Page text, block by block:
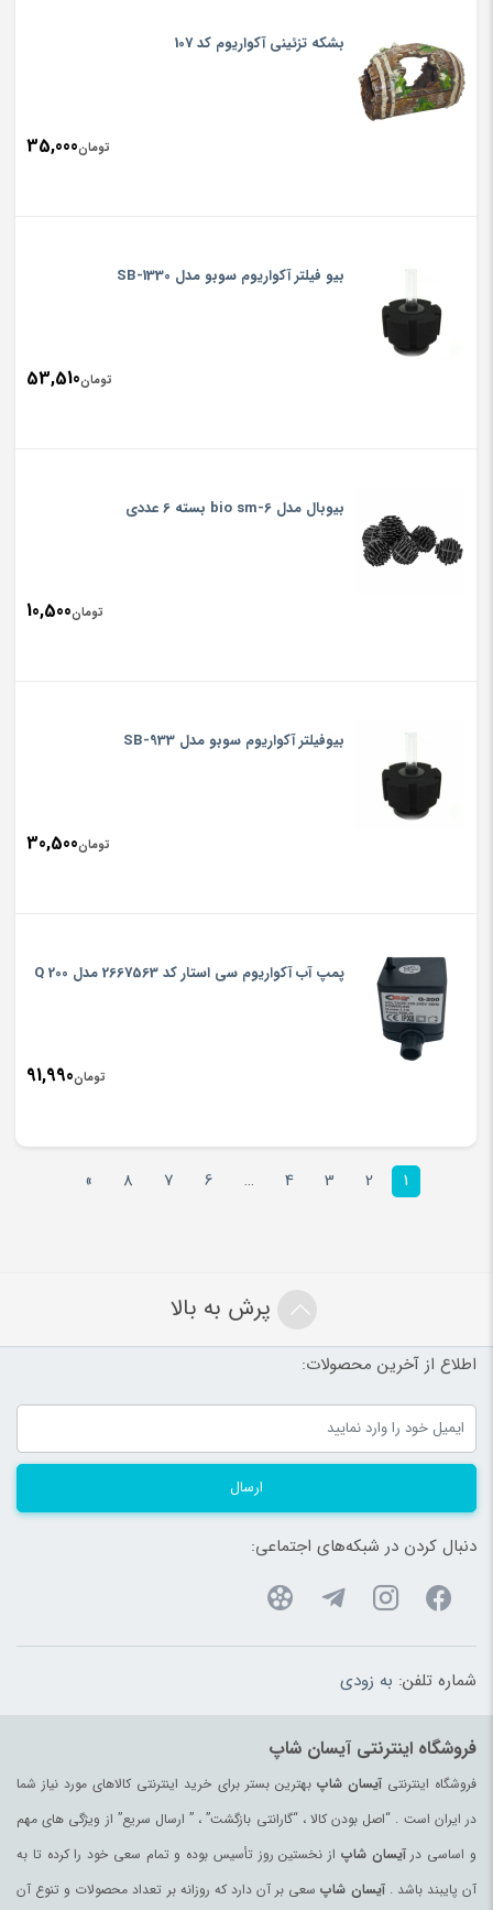
بشکه تزئینی آکواریوم کد 107
تومان35,000
بیو فیلتر آکواریوم سوبو مدل SB-1330
تومان53,510
بیوبال مدل bio sm-6 بسته 6 عددی
تومان10,500
بیوفیلتر آکواریوم سوبو مدل SB-933
تومان30,500
پمپ آب آکواریوم سی استار کد 2667563 مدل Q 200
تومان91,990
1
2
3
4
…
6
7
8
»
پرش به بالا
اطلاع از آخرین محصولات:
ارسال
دنبال کردن در شبکه‌های اجتماعی:
شماره تلفن: به زودی
فروشگاه اینترنتی آیسان شاپ
فروشگاه اینترنتیآیسان شاپبهترین بستر برای خرید اینترنتی کالاهای مورد نیاز شما
در ایران است . “اصل بودن کالا ، “گارانتی بازگشت” ، ” ارسال سریع” از ویژگی های مهم
و اساسی درآیسان شاپ از نخستین روز تأسیس بوده و تمام سعی خود را کرده تا به
آن پایبند باشد .آیسان شاپ سعی بر آن دارد که روزانه بر تعداد محصولات و تنوع آن